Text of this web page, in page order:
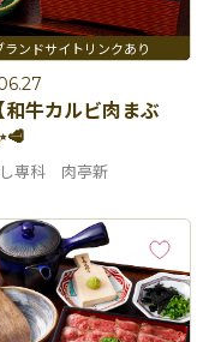
和牛カルビ肉まぶ
専科 肉亭新